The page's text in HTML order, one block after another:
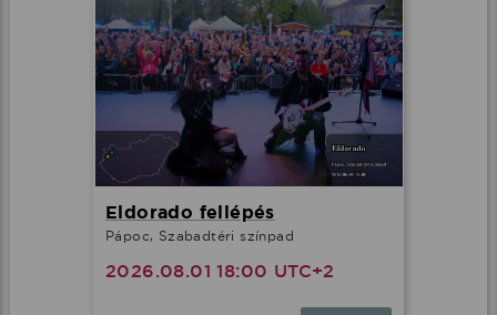
Eldorado fellépés
Pápoc, Szabadtéri színpad
2026.08.01 18:00 UTC+2